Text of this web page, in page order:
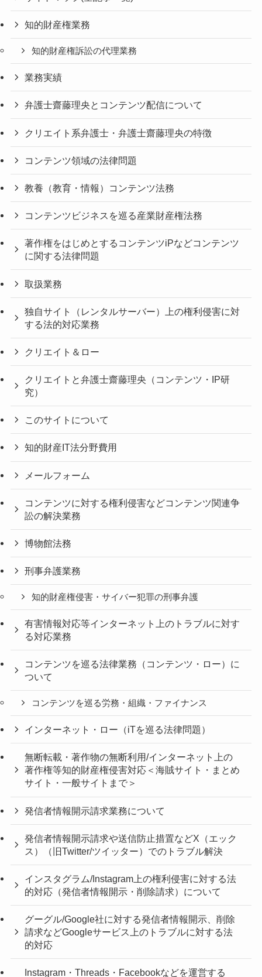
知的財産権業務
知的財産権訴訟の代理業務
業務実績
弁護士齋藤理央とコンテンツ配信について
クリエイト系弁護士・弁護士齋藤理央の特徴
コンテンツ領域の法律問題
教養（教育・情報）コンテンツ法務
コンテンツビジネスを巡る産業財産権法務
著作権をはじめとするコンテンツiPなどコンテンツ
に関する法律問題
取扱業務
独自サイト（レンタルサーバー）上の権利侵害に対
する法的対応業務
クリエイト＆ロー
クリエイトと弁護士齋藤理央（コンテンツ・IP研
究）
このサイトについて
知的財産IT法分野費用
メールフォーム
コンテンツに対する権利侵害などコンテンツ関連争
訟の解決業務
博物館法務
刑事弁護業務
知的財産権侵害・サイバー犯罪の刑事弁護
有害情報対応等インターネット上のトラブルに対す
る対応業務
コンテンツを巡る法律業務（コンテンツ・ロー）に
ついて
コンテンツを巡る労務・組織・ファイナンス
インターネット・ロー（iTを巡る法律問題）
無断転載・著作物の無断利用/インターネット上の
著作権等知的財産権侵害対応＜海賊サイト・まとめ
サイト・一般サイトまで＞
発信者情報開示請求業務について
発信者情報開示請求や送信防止措置などX（エック
ス）（旧Twitter/ツイッター）でのトラブル解決
インスタグラム/Instagram上の権利侵害に対する法
的対応（発信者情報開示・削除請求）について
グーグル/Google社に対する発信者情報開示、削除
請求などGoogleサービス上のトラブルに対する法
的対応
Instagram・Threads・Facebookなどを運営する